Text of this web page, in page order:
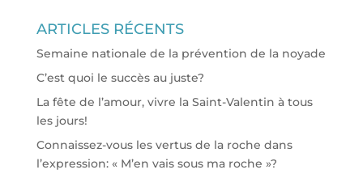
ARTICLES RÉCENTS
Semaine nationale de la prévention de la noyade
C’est quoi le succès au juste?
La fête de l’amour, vivre la Saint-Valentin à tous
les jours!
Connaissez-vous les vertus de la roche dans
l’expression: « M’en vais sous ma roche »?